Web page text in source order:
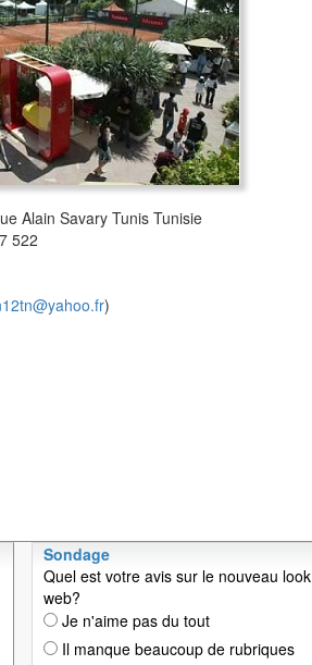
Alain Savary Tunis Tunisie
522
)
Sondage
Quel est votre avis sur le nouveau
web?
Je n'aime pas du tout
Il manque beaucoup de rubriques